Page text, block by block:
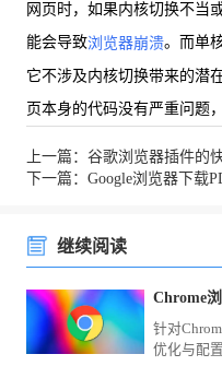
网页时，如果内核切换不当
能会导致浏览器崩溃。而单
它不涉及内核切换带来的潜
页本身的代码没有严重问题
上一篇：谷歌浏览器插件的
下一篇：Google浏览器下载
继续阅读
Chrome
针对
优化与配